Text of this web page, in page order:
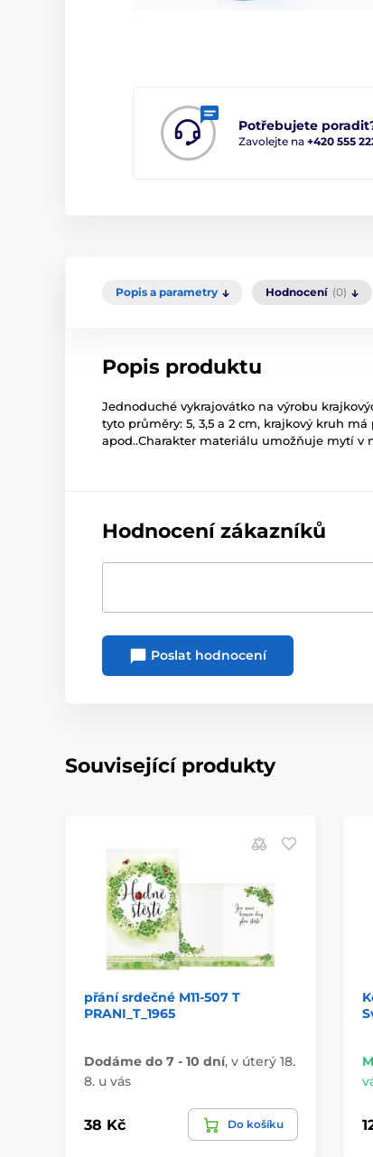
Potřebujete
Zavolejte na +420 555
Popis a parametry Hodnocení (0)
Popis produktu
Jednoduché vykrajovátko na výrobu
tyto průměry: 5, 3,5 a 2 cm, krajkový kruh
apod..Charakter materiálu umožňuje mytí v
Hodnocení zákazníků
Poslat hodnocení
Související produkty
přání srdečné M11-507 T
PRANI_T_1965
Dodáme do 7 - 10 dní, v úterý 18.
8. u vás
38 Kč Do košíku